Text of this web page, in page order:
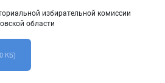
избирательной комиссии
области
КБ)